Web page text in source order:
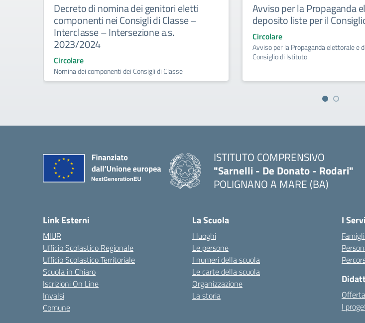
Decreto di nomina dei genitori eletti
componenti nei Consigli di Classe –
Interclasse – Intersezione a.s.
2023/2024
Circolare
Nomina dei componenti dei Consigli di Classe
Avviso per la Propaganda
deposito liste per il
Circolare
Avviso per la Propaganda elettorale e
Consiglio di Istituto
ISTITUTO COMPRENSIVO
"Sarnelli - De Donato - Rodari"
POLIGNANO A MARE (BA)
Link Esterni
MIUR
Ufficio Scolastico Regionale
Ufficio Scolastico Territoriale
Scuola in Chiaro
Iscrizioni On Line
Invalsi
Comune
La Scuola
I luoghi
Le persone
I numeri della scuola
Le carte della scuola
Organizzazione
La storia
I
I